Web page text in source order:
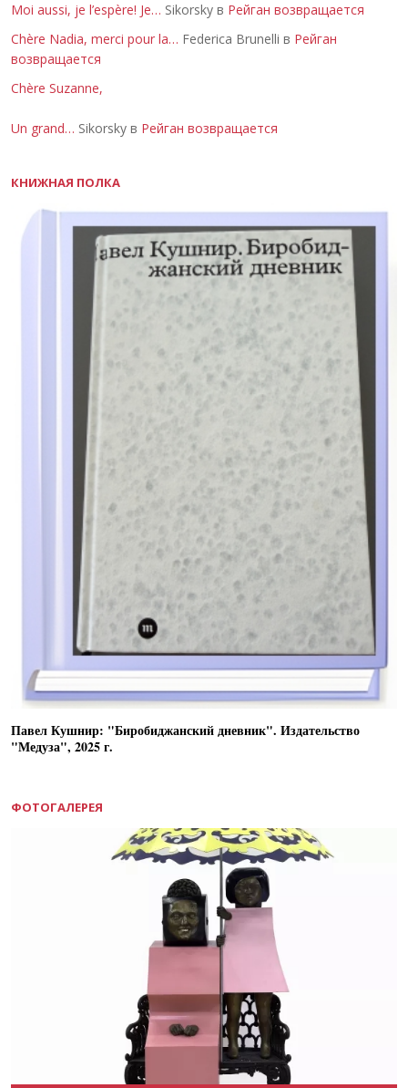
Moi aussi, je l’espère! Je… Sikorsky в Рейган возвращается
Chère Nadia, merci pour la… Federica Brunelli в Рейган
возвращается
Chère Suzanne,
Un grand… Sikorsky в Рейган возвращается
КНИЖНАЯ ПОЛКА
Павел Кушнир: "Биробиджанский дневник". Издательство
"Медуза", 2025 г.
ФОТОГАЛЕРЕЯ